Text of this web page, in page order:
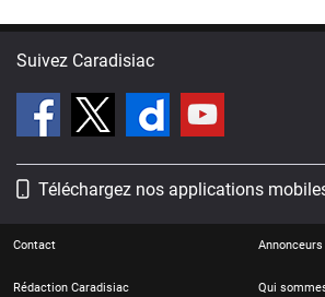
Suivez Caradisiac
Téléchargez nos applications
Contact Annonceurs
Rédaction Caradisiac Qui